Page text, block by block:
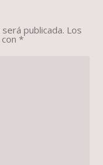
publicada. Los
con*